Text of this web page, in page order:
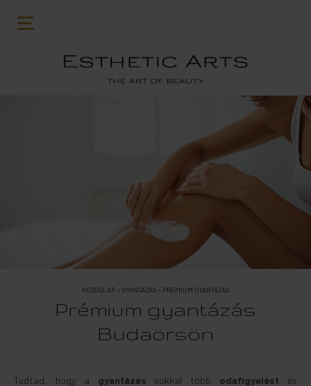
KEZDŐLAP » GYANTÁZÁS » PRÉMIUM GYANTÁZÁS
Prémium gyantázás
Budaörsön
Tudtad, hogy a gyantázás sokkal több odafigyelést és